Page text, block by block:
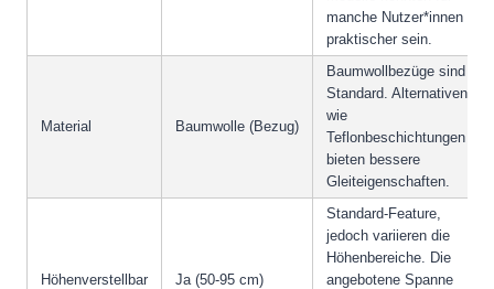
manche Nutzer*innen
praktischer sein.
Material Baumwolle (Bezug)
Baumwollbezüge sind
Standard. Alternativen
wie
Teflonbeschichtungen
bieten bessere
Gleiteigenschaften.
Höhenverstellbar Ja (50-95 cm)
Standard-Feature,
jedoch variieren die
Höhenbereiche. Die
angebotene Spanne